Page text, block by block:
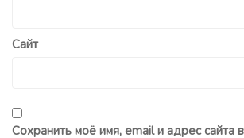
Сайт
Сохранить моё имя, email и адрес сайта